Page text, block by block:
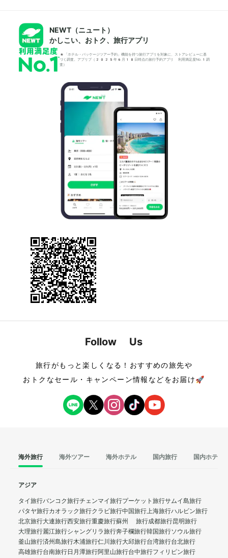
NEWT（ニュート）
かしこい、おトク、旅行アプリ
*「ホテル・パッケージツアー予約」機能を持つ旅行アプリを対象に、ストアレビューに基
づく調査。アプリブ（2025年6月18日時点の旅行予約アプリ 利用満足度No.1調
査）
Follow Us
旅行がもっと楽しくなる！おすすめの旅先や
おトクなセール・キャンペーン情報などをお届け🚀
海外旅行 海外ツアー 海外ホテル 国内旅行 国内ホテル
アジア
タイ旅行バンコク旅行チェンマイ旅行プーケット旅行サムイ島旅行
パタヤ旅行カオラック旅行クラビ旅行中国旅行上海旅行ハルビン旅行
北京旅行大連旅行西安旅行重慶旅行蘇州 旅行成都旅行昆明旅行
大理旅行麗江旅行シャングリラ旅行奔子欄旅行韓国旅行ソウル旅行
釜山旅行済州島旅行木浦旅行仁川旅行大邱旅行台湾旅行台北旅行
高雄旅行台南旅行日月潭旅行阿里山旅行台中旅行フィリピン旅行